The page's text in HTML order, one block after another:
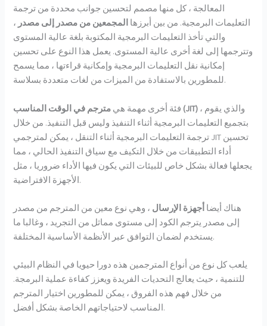
المعالجة ، كل منها مصمم لتحسين جوانب محددة من ترجمة
التعليمات البرمجية. من بين أبرزها المجمعين من مصدر إلى مصدر ،
والتي تأخذ التعليمات البرمجية المكتوبة بلغة عالية المستوى
وتترجمها إلى لغة أخرى عالية المستوى. يعمل هذا النوع على تحسين
إمكانية نقل التعليمات البرمجية وإمكانية قراءتها ، مما يسمح
للمطورين بالاستفادة من الميزات من لغات متعددة بسلاسة.
فئة أخرى مهمة هي مترجم في الوقت المناسب (JIT) ، والذي يقوم
بتجميع التعليمات البرمجية أثناء التنفيذ وليس قبل التنفيذ. من خلال
ترجمة التعليمات البرمجية أثناء التنقل ، يمكن لمترجمي JIT تحسين
أداء التطبيقات من خلال التكيف مع سياق التنفيذ الحالي ، مما
يجعلها فعالة بشكل خاص للبيئات التي يكون فيها الأداء ضروريا ، مثل
الأجهزة الافتراضية.
هناك أيضا أجهزة الإرسال ، وهي نوع معين من المترجم من مصدر
إلى مصدر يترجم الكود إلى مستوى مماثل من التجريد ، وغالبا ما
يستخدم لضمان التوافق عبر الأنظمة الأساسية المختلفة.
يلعب كل نوع من أنواع المترجمين هذه دورا حيويا في النظام البيئي
للتنمية ، حيث يعالج التحديات الفريدة ويعزز كفاءة عملية البرمجة.
من خلال فهم هذه الفروق ، يمكن للمطورين اختيار المترجم
المناسب لاحتياجاتهم الخاصة بشكل أفضل.